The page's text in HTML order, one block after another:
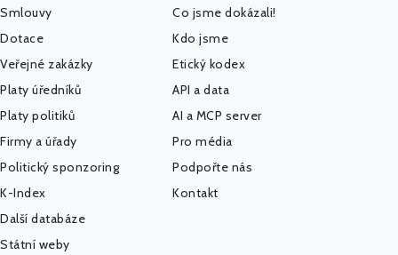
Smlouvy
Dotace
Veřejné zakázky
Platy úředníků
Platy politiků
Firmy a úřady
Politický sponzoring
K-Index
Další databáze
Státní weby
Co jsme dokázali!
Kdo jsme
Etický kodex
API a data
AI a MCP server
Pro média
Podpořte nás
Kontakt